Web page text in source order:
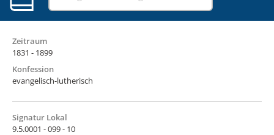
Zeitraum
1831 - 1899
Konfession
evangelisch-lutherisch
Signatur Lokal
9.5.0001 - 099 - 10